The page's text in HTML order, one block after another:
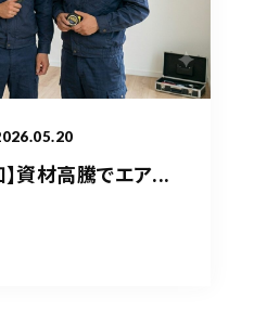
資材高騰でエア...